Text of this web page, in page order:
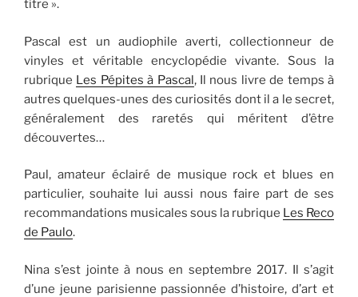
titre ».
Pascal est un audiophile averti, collectionneur de
vinyles et véritable encyclopédie vivante. Sous la
rubrique Les Pépites à Pascal, Il nous livre de temps à
autres quelques-unes des curiosités dont il a le secret,
généralement des raretés qui méritent d’être
découvertes…
Paul, amateur éclairé de musique rock et blues en
particulier, souhaite lui aussi nous faire part de ses
recommandations musicales sous la rubrique Les Reco
de Paulo.
Nina s’est jointe à nous en septembre 2017. Il s’agit
d’une jeune parisienne passionnée d’histoire, d’art et